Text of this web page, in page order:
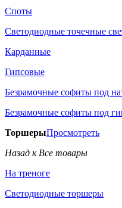
Споты
Светодиодные точечные
Карданные
Гипсовые
Безрамочные софиты под
Безрамочные софиты под
ТоршерыПросмотреть
Назад к Все товары
На треноге
Светодиодные торшеры